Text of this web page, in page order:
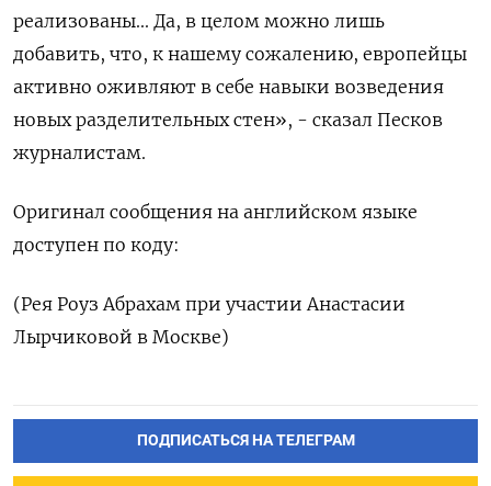
реализованы... Да, в целом можно лишь
добавить, что, к нашему сожалению, европейцы
активно оживляют в себе навыки возведения
новых разделительных стен», - сказал Песков
журналистам.
Оригинал сообщения на английском языке
доступен по коду:
(Рея Роуз Абрахам при участии Анастасии
Лырчиковой в Москве)
ПОДПИСАТЬСЯ НА ТЕЛЕГРАМ